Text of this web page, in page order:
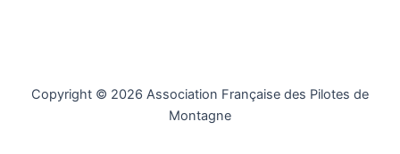
Copyright © 2026 Association Française des Pilotes de
Montagne